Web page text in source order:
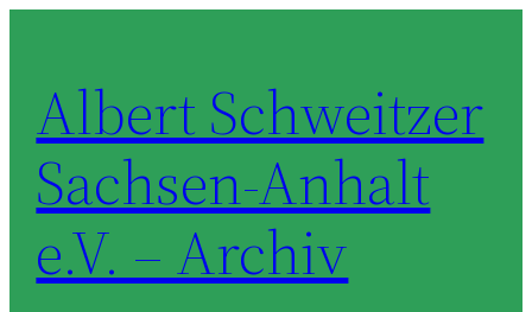
springen
Albert Schweitzer
Sachsen-Anhalt
e.V. – Archiv